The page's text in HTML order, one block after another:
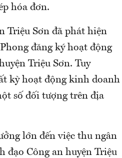
hóa đơn.
Triệu Sơn đã phát hiện
đăng ký hoạt động
Triệu Sơn. Tuy
kỳ hoạt động kinh doanh
số đối tượng trên địa
lớn đến việc thu ngân
đạo Công an huyện Triệu